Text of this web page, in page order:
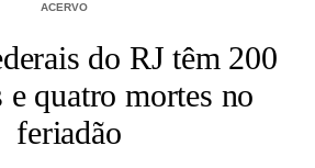
ACERVO
do RJ têm 200
e quatro mortes no
feriadão